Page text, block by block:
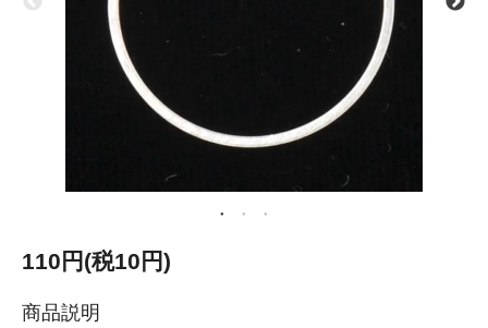
110円(税10円)
商品説明